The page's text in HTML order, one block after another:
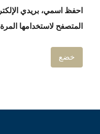
احفظ اسمي، بريدي
المتصفح لاستخدامها